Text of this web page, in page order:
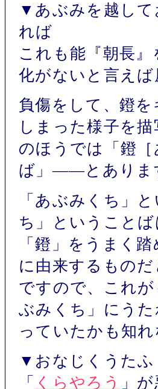
▼あぶみを越して
れば
これも能『朝長
化がないと言え
負傷をして、鐙
しまった様子を
のほうでは「鐙
ば」――とありま
「あぶみくち」
ち」ということ
「鐙」をうまく
に由来するもの
ですので、これ
ぶみくち」にう
っていたかも知
▼おなじくうたふ
「 くらやろう
」